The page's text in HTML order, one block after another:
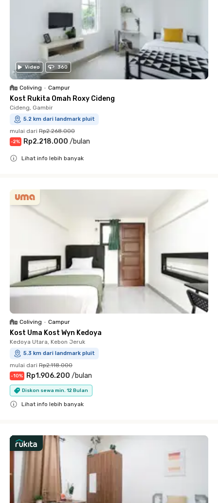
Video 360
Coliving • Campur
Kost Rukita Omah Roxy Cideng
Cideng, Gambir
5.2 km dari landmark pluit
mulai dari Rp2.268.000
-2% Rp2.218.000 /bulan
Lihat info lebih banyak
Coliving • Campur
Kost Uma Kost Wyn Kedoya
Kedoya Utara, Kebon Jeruk
5.3 km dari landmark pluit
mulai dari Rp2.118.000
-10% Rp1.906.200 /bulan
Diskon sewa min. 12 Bulan
Lihat info lebih banyak